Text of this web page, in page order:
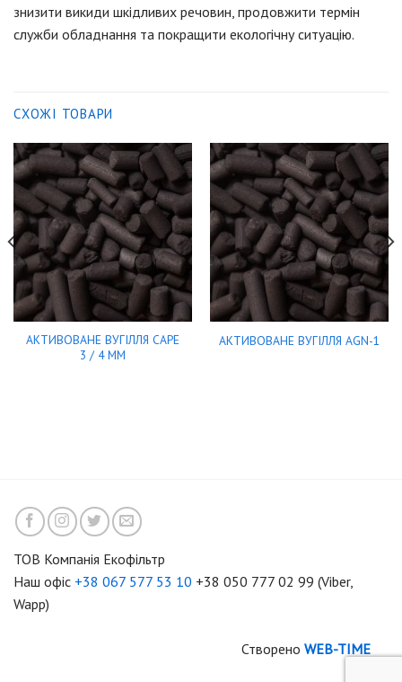
знизити викиди шкідливих речовин, продовжити термін
служби обладнання та покращити екологічну ситуацію.
СХОЖІ ТОВАРИ
АКТИВОВАНЕ ВУГІЛЛЯ CAPE
3 / 4 MM
АКТИВОВАНЕ ВУГІЛЛЯ AGN-1
ТОВ Компанія Екофільтр
Наш офіс +38 067 577 53 10 +38 050 777 02 99 (Viber,
Wapp)
Створено WEB-TIME